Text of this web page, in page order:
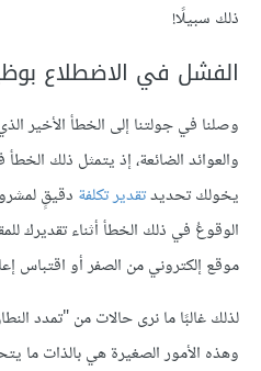
ذلك سبيلًا!
الفشل في الاضطلاع
وصلنا في جولتنا إلى الخطأ الأخير
والعوائد الضائعة، إذ يتمثل ذلك
يخولك تحديدتقدير تكلفة دقيقٍ
الوقوعُ في ذلك الخطأ أثناء تقديرك
موقع إلكتروني من الصفر أو اقتباس
لذلك غالبًا ما نرى حالات من "تمدد
وهذه الأمور الصغيرة هي بالذات ما